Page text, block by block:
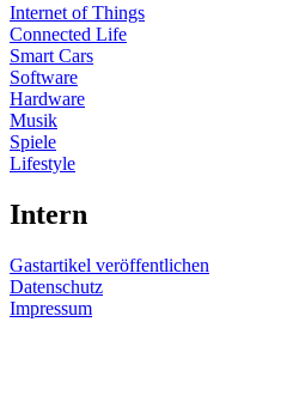
Internet of Things
Connected Life
Smart Cars
Software
Hardware
Musik
Spiele
Lifestyle
Intern
Gastartikel veröffentlichen
Datenschutz
Impressum